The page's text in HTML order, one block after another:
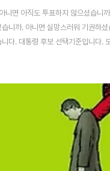
니면 아직도 투표하지 않으셨습니
니까. 아니면 실망스러워 기권하셨
다. 대통령 후보 선택기준입니다.
선택 기준을 이야기하더군요. “제가
선이나 예전 대선이나 아무도 대
적으로 말하자면 대통령 선거자체
라를 대표할 인물은 선택해야 됩니
보이지만 의외로 아주 간단합니다.
코 차선의 선택이..